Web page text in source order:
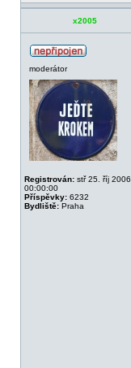
x2005
moderátor
Registrován: stř 25. říj 2006
00:00:00
Příspěvky: 6232
Bydliště: Praha